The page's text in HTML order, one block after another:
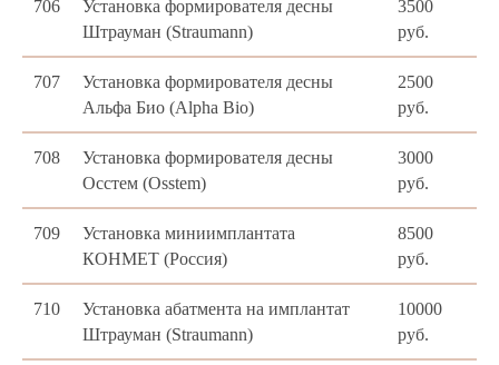
706
Установка формирователя десны
Штрауман (Straumann)
3500
руб.
707
Установка формирователя десны
Альфа Био (Alpha Bio)
2500
руб.
708
Установка формирователя десны
Осстем (Osstem)
3000
руб.
709
Установка миниимплантата
КОНМЕТ (Россия)
8500
руб.
710
Установка абатмента на имплантат
Штрауман (Straumann)
10000
руб.